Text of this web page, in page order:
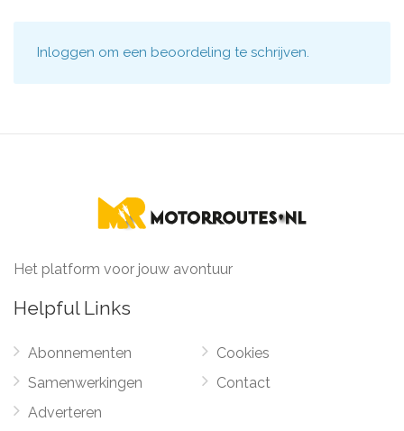
Inloggen om een beoordeling te schrijven.
Het platform voor jouw avontuur
Helpful Links
Abonnementen
Samenwerkingen
Adverteren
Cookies
Contact